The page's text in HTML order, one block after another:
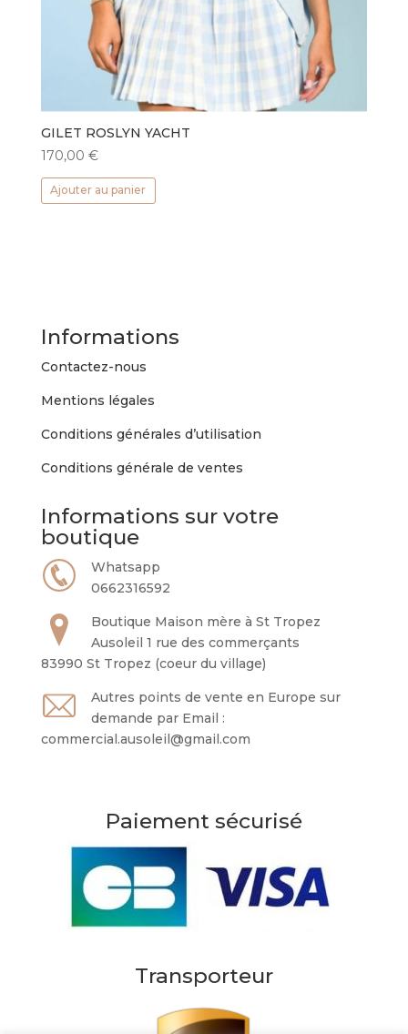
GILET ROSLYN YACHT
170,00 €
Ajouter au panier
Informations
Contactez-nous
Mentions légales
Conditions générales d’utilisation
Conditions générale de ventes
Informations sur votre
boutique
Whatsapp
0662316592
Boutique Maison mère à St Tropez
Ausoleil 1 rue des commerçants
83990 St Tropez (coeur du village)
Autres points de vente en Europe sur
demande par Email :
commercial.ausoleil@gmail.com
Paiement sécurisé
Transporteur